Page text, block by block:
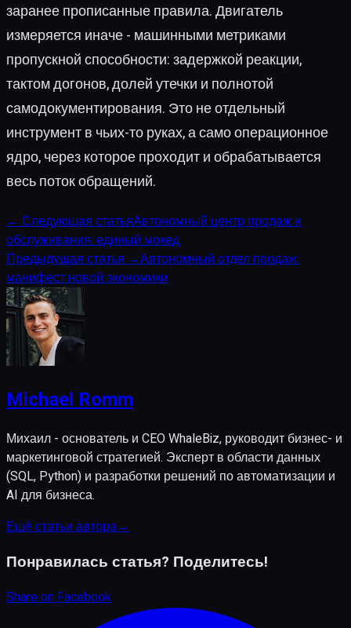
заранее прописанные правила. Двигатель
измеряется иначе - машинными метриками
пропускной способности: задержкой реакции,
тактом догонов, долей утечки и полнотой
самодокументирования. Это не отдельный
инструмент в чьих-то руках, а само операционное
ядро, через которое проходит и обрабатывается
весь поток обращений.
← Следующая статьяАвтономный центр продаж и
обслуживания: единый мокед
Предыдущая статья →Автономный отдел продаж:
манифест новой экономики
Michael Romm
Михаил - основатель и CEO WhaleBiz, руководит бизнес- и
маркетинговой стратегией. Эксперт в области данных
(SQL, Python) и разработки решений по автоматизации и
AI для бизнеса.
Ещё статьи автора→
Понравилась статья? Поделитесь!
Share on Facebook